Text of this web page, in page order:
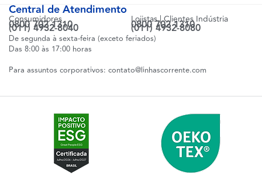
Central de Atendimento
Consumidores
0800 702 1310
(011) 4932-8040
Lojistas | Clientes Indústria
0800 702 1310
(011) 4932-8080
De segunda à sexta-feira (exceto feriados)
Das 8:00 às 17:00 horas
Para assuntos corporativos: contato@linhascorrente.com